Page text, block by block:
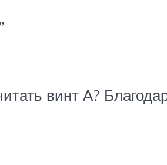
винт А?